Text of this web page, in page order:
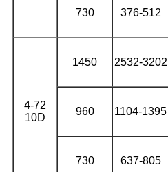
730 376-512
4-72
10D
1450 2532-3202
960 1104-1395
730 637-805